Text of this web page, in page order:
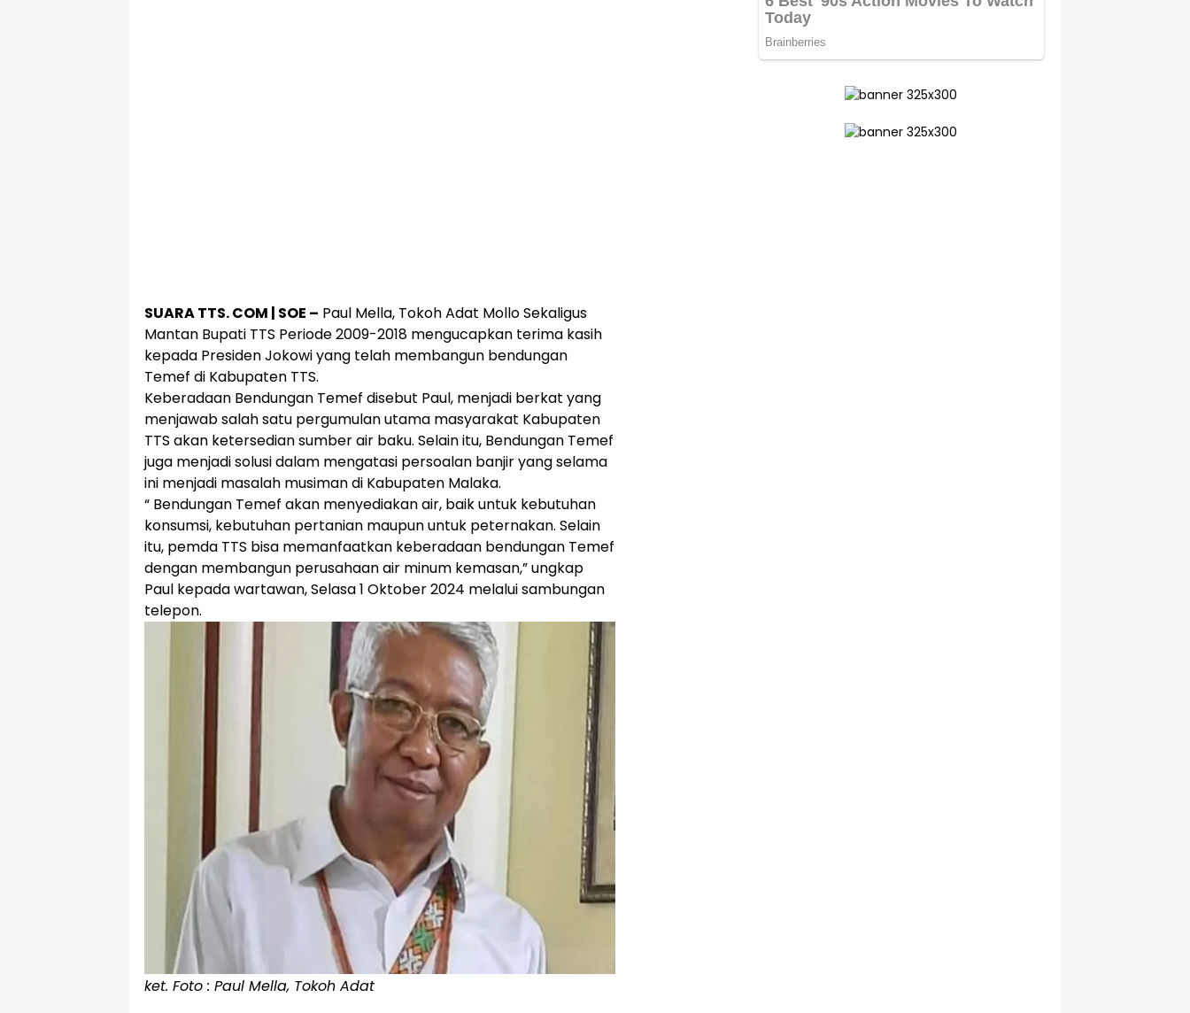
SUARA TTS. COM | SOE – Paul Mella, Tokoh Adat Mollo Sekaligus
Mantan Bupati TTS Periode 2009-2018 mengucapkan terima kasih
kepada Presiden Jokowi yang telah membangun bendungan
Temef di Kabupaten TTS.
Keberadaan Bendungan Temef disebut Paul, menjadi berkat yang
menjawab salah satu pergumulan utama masyarakat Kabupaten
TTS akan ketersedian sumber air baku. Selain itu, Bendungan Temef
juga menjadi solusi dalam mengatasi persoalan banjir yang selama
ini menjadi masalah musiman di Kabupaten Malaka.
“ Bendungan Temef akan menyediakan air, baik untuk kebutuhan
konsumsi, kebutuhan pertanian maupun untuk peternakan. Selain
itu, pemda TTS bisa memanfaatkan keberadaan bendungan Temef
dengan membangun perusahaan air minum kemasan,” ungkap
Paul kepada wartawan, Selasa 1 Oktober 2024 melalui sambungan
telepon.
ket. Foto : Paul Mella, Tokoh Adat